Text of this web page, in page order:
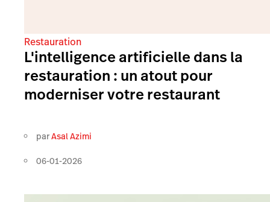
Restauration
L'intelligence artificielle dans la
restauration : un atout pour
moderniser votre restaurant
parAsal Azimi
06-01-2026